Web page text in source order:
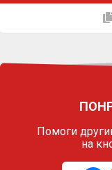
Помоги
на